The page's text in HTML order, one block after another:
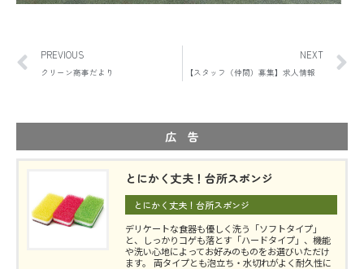
PREVIOUS
クリーン商事だより
NEXT
【スタッフ（仲間）募集】求人情報
広 告
とにかく丈夫！台所スポンジ
とにかく丈夫！台所スポンジ
デリケートな食器も優しく洗う「ソフトタイプ」
と、しっかりコゲも落とす「ハードタイプ」、機能
や洗い心地によってお好みのものをお選びいただけ
ます。 両タイプとも泡立ち・水切れがよく耐久性に